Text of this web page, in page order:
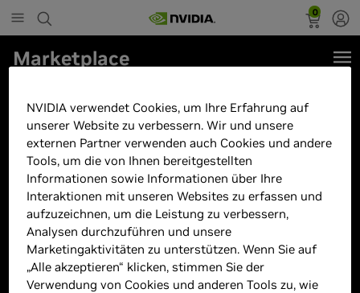
0
Marketplace
RW019W 16"WQXGA Touch Core
Ultra 9 275HX 64GB/2TB
RTX5090 Win11
NVIDIA verwendet Cookies, um Ihre Erfahrung auf
unserer Website zu verbessern. Wir und unsere
externen Partner verwenden auch Cookies und andere
Tools, um die von Ihnen bereitgestellten
Informationen sowie Informationen über Ihre
Interaktionen mit unseren Websites zu erfassen und
aufzuzeichnen, um die Leistung zu verbessern,
Analysen durchzuführen und unsere
Marketingaktivitäten zu unterstützen. Wenn Sie auf
„Alle akzeptieren“ klicken, stimmen Sie der
Verwendung von Cookies und anderen Tools zu, wie